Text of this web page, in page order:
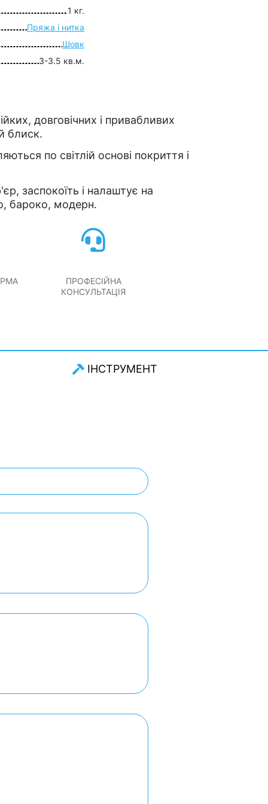
1 кг.
Пряжа і нитка
Шовк
3-3.5 кв.м.
довговічних і привабливих
блиск.
по світлій основі покриття і
заспокоїть і налаштує на
бароко, модерн.
ПРОФЕСІЙНА
КОНСУЛЬТАЦІЯ
ІНСТРУМЕНТ